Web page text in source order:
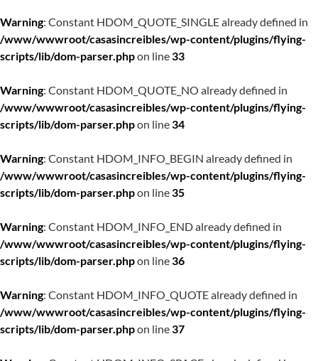
Warning: Constant HDOM_QUOTE_SINGLE already defined in
/www/wwwroot/casasincreibles/wp-content/plugins/flying-
scripts/lib/dom-parser.phpon line33
Warning: Constant HDOM_QUOTE_NO already defined in
/www/wwwroot/casasincreibles/wp-content/plugins/flying-
scripts/lib/dom-parser.phpon line34
Warning: Constant HDOM_INFO_BEGIN already defined in
/www/wwwroot/casasincreibles/wp-content/plugins/flying-
scripts/lib/dom-parser.phpon line35
Warning: Constant HDOM_INFO_END already defined in
/www/wwwroot/casasincreibles/wp-content/plugins/flying-
scripts/lib/dom-parser.phpon line36
Warning: Constant HDOM_INFO_QUOTE already defined in
/www/wwwroot/casasincreibles/wp-content/plugins/flying-
scripts/lib/dom-parser.phpon line37